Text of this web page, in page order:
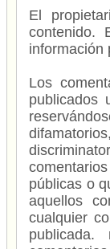
El
contenido.
información
Los
publicados
públicas o
aquellos
cualquier